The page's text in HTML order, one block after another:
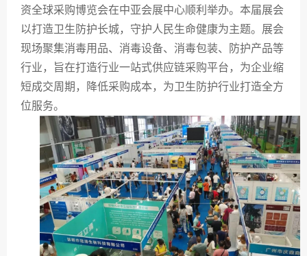
资全球采购博览会在中亚会展中心顺利举办。本届展会
以打造卫生防护长城，守护人民生命健康为主题。展会
现场聚集消毒用品、消毒设备、消毒包装、防护产品等
行业，旨在打造行业一站式供应链采购平台，为企业缩
短成交周期，降低采购成本，为卫生防护行业打造全方
位服务。